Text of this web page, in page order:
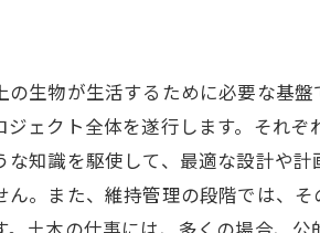
生物が生活するために必要な基
ェクト全体を遂行します。それぞ
知識を駆使して、最適な設計や
。また、維持管理の段階では、そ